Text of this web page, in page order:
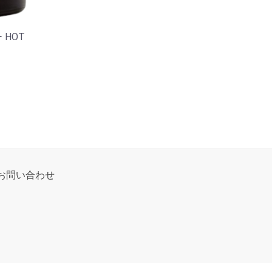
HOT
問い合わせ